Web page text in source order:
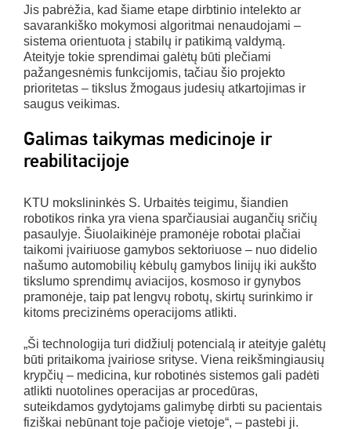
Jis pabrėžia, kad šiame etape dirbtinio intelekto ar
savarankiško mokymosi algoritmai nenaudojami –
sistema orientuota į stabilų ir patikimą valdymą.
Ateityje tokie sprendimai galėtų būti plečiami
pažangesnėmis funkcijomis, tačiau šio projekto
prioritetas – tikslus žmogaus judesių atkartojimas ir
saugus veikimas.
Galimas taikymas medicinoje ir
reabilitacijoje
KTU mokslininkės S. Urbaitės teigimu, šiandien
robotikos rinka yra viena sparčiausiai augančių sričių
pasaulyje. Šiuolaikinėje pramonėje robotai plačiai
taikomi įvairiuose gamybos sektoriuose – nuo didelio
našumo automobilių kėbulų gamybos linijų iki aukšto
tikslumo sprendimų aviacijos, kosmoso ir gynybos
pramonėje, taip pat lengvų robotų, skirtų surinkimo ir
kitoms precizinėms operacijoms atlikti.
„Ši technologija turi didžiulį potencialą ir ateityje galėtų
būti pritaikoma įvairiose srityse. Viena reikšmingiausių
krypčių – medicina, kur robotinės sistemos gali padėti
atlikti nuotolines operacijas ar procedūras,
suteikdamos gydytojams galimybę dirbti su pacientais
fiziškai nebūnant toje pačioje vietoje“, – pastebi ji.